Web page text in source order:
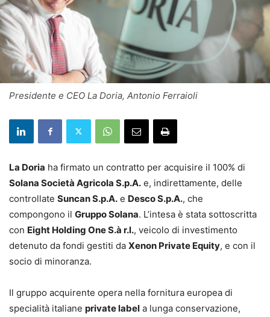
Presidente e CEO La Doria, Antonio Ferraioli
La Doria ha firmato un contratto per acquisire il 100% di
Solana Società Agricola S.p.A. e, indirettamente, delle
controllate Suncan S.p.A. e Desco S.p.A., che
compongono il Gruppo Solana. L’intesa è stata sottoscritta
con Eight Holding One S.à r.l., veicolo di investimento
detenuto da fondi gestiti da Xenon Private Equity, e con il
socio di minoranza.
Il gruppo acquirente opera nella fornitura europea di
specialità italiane private label a lunga conservazione,